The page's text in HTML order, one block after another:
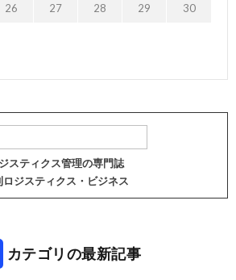
26 27 28 29 30
スティクス管理の専門誌
ロジスティクス・ビジネス
カテゴリの最新記事